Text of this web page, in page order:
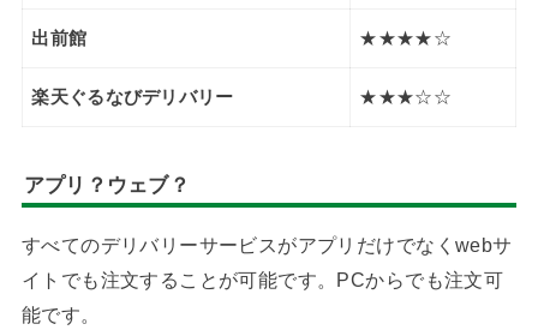
出前館 ★★★★☆
楽天ぐるなびデリバリー ★★★☆☆
アプリ？ウェブ？
すべてのデリバリーサービスがアプリだけでなくwebサ
イトでも注文することが可能です。PCからでも注文可
能です。